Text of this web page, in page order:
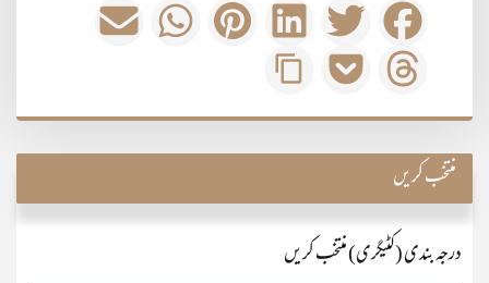
منتخب کریں
درجہ بندی (کٹیگری) منتخب کریں